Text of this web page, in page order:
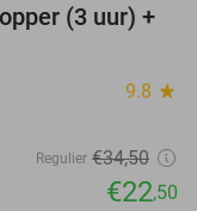
35%
(3 uur) +
9.8 star
Regulier €34,50
€22,50